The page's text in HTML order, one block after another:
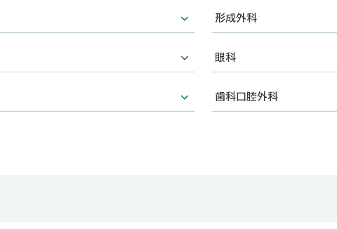
形成外科
眼科
歯科口腔外科